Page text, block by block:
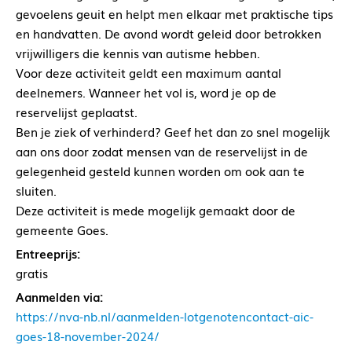
gevoelens geuit en helpt men elkaar met praktische tips
en handvatten. De avond wordt geleid door betrokken
vrijwilligers die kennis van autisme hebben.
Voor deze activiteit geldt een maximum aantal
deelnemers. Wanneer het vol is, word je op de
reservelijst geplaatst.
Ben je ziek of verhinderd? Geef het dan zo snel mogelijk
aan ons door zodat mensen van de reservelijst in de
gelegenheid gesteld kunnen worden om ook aan te
sluiten.
Deze activiteit is mede mogelijk gemaakt door de
gemeente Goes.
Entreeprijs:
gratis
Aanmelden via:
https://nva-nb.nl/aanmelden-lotgenotencontact-aic-
goes-18-november-2024/